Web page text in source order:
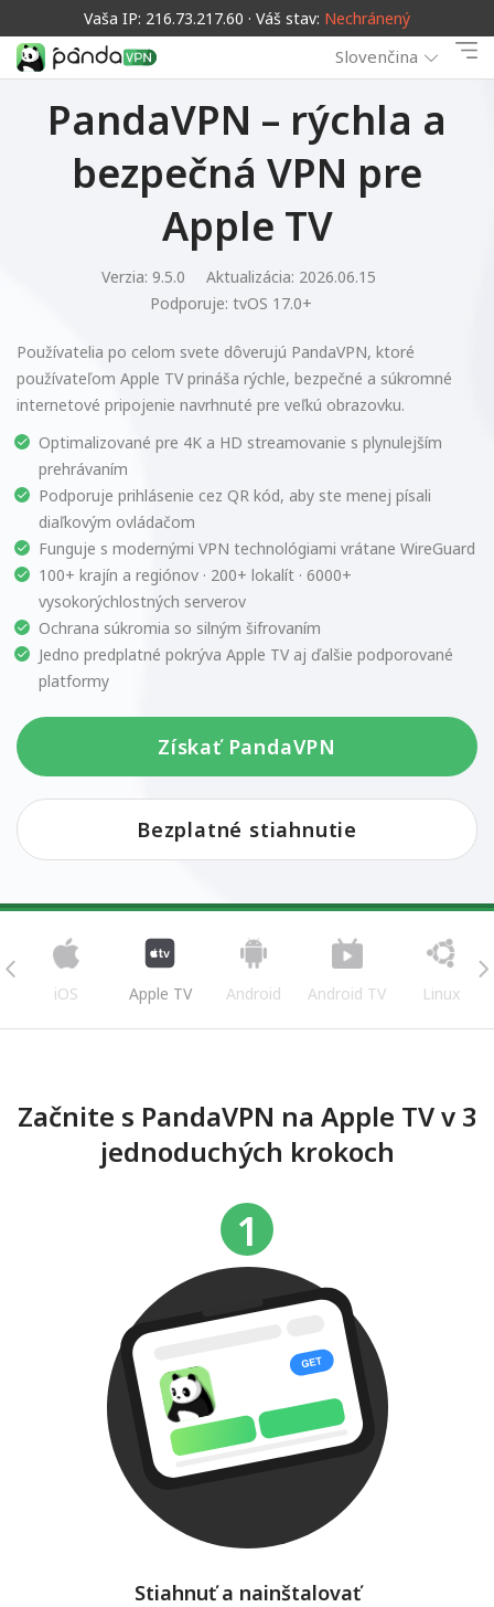
Vaša IP: 216.73.217.60 · Váš stav: Nechránený
Slovenčina
PandaVPN – rýchla a
bezpečná VPN pre
Apple TV
Verzia: 9.5.0
Aktualizácia: 2026.06.15
Podporuje: tvOS 17.0+
Používatelia po celom svete dôverujú PandaVPN, ktoré
používateľom Apple TV prináša rýchle, bezpečné a súkromné
internetové pripojenie navrhnuté pre veľkú obrazovku.
Optimalizované pre 4K a HD streamovanie s plynulejším
prehrávaním
Podporuje prihlásenie cez QR kód, aby ste menej písali
diaľkovým ovládačom
Funguje s modernými VPN technológiami vrátane WireGuard
100+ krajín a regiónov · 200+ lokalít · 6000+
vysokorýchlostných serverov
Ochrana súkromia so silným šifrovaním
Jedno predplatné pokrýva Apple TV aj ďalšie podporované
platformy
Získať PandaVPN
Bezplatné stiahnutie
iOS Apple TV Android Android TV Linux
Začnite s PandaVPN na Apple TV v 3
jednoduchých krokoch
Stiahnuť a nainštalovať